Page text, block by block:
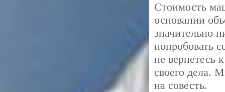
Стоимость
основании
значительно
попробовать
не вернетесь
своего дела.
на совесть.